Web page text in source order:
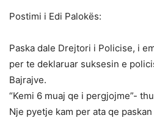
Postimi i Edi Palokës:
Paska dale Drejtori i Policise, i
per te deklaruar suksesin e
Bajrajve.
“Kemi 6 muaj qe i pergjojme”-
Nje pyetje kam per ata qe